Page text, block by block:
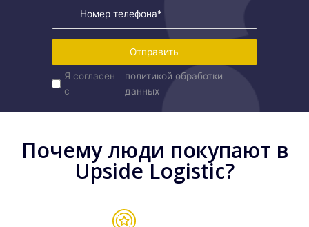
Отправить
Я согласен
с
политикой обработки
данных
Почему люди покупают в
Upside Logistic?